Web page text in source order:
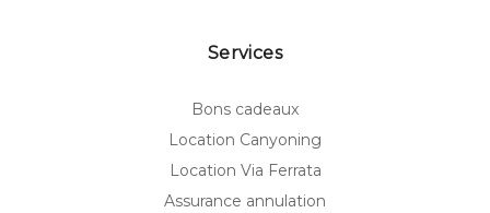
Services
Bons cadeaux
Location Canyoning
Location Via Ferrata
Assurance annulation